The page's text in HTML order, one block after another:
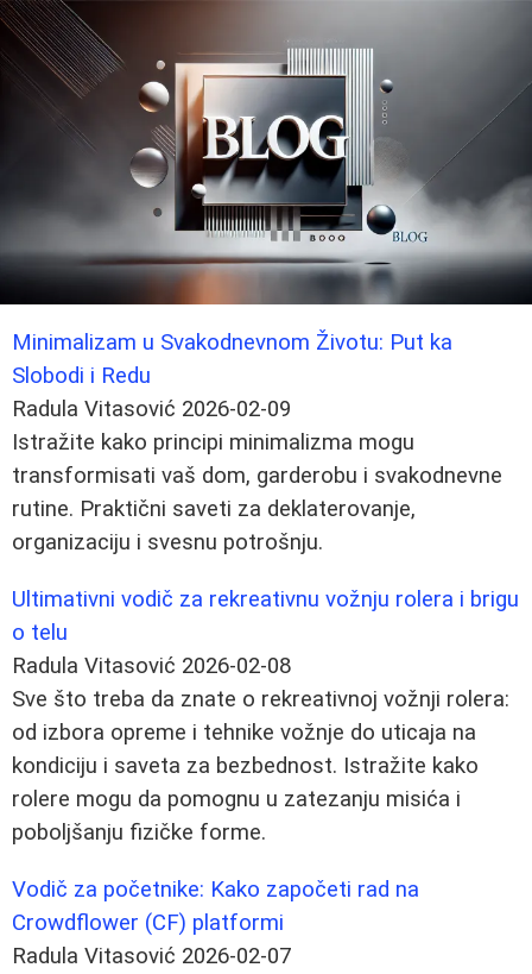
Minimalizam u Svakodnevnom Životu: Put ka
Slobodi i Redu
Radula Vitasović 2026-02-09
Istražite kako principi minimalizma mogu
transformisati vaš dom, garderobu i svakodnevne
rutine. Praktični saveti za deklaterovanje,
organizaciju i svesnu potrošnju.
Ultimativni vodič za rekreativnu vožnju rolera i brigu
o telu
Radula Vitasović 2026-02-08
Sve što treba da znate o rekreativnoj vožnji rolera:
od izbora opreme i tehnike vožnje do uticaja na
kondiciju i saveta za bezbednost. Istražite kako
rolere mogu da pomognu u zatezanju misića i
poboljšanju fizičke forme.
Vodič za početnike: Kako započeti rad na
Crowdflower (CF) platformi
Radula Vitasović 2026-02-07